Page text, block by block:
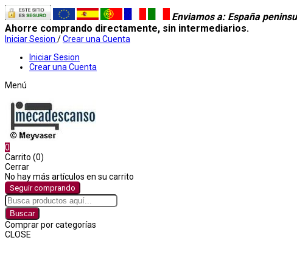
Enviamos a: España
Ahorre comprando directamente, sin intermediarios.
Iniciar Sesion /Crear una Cuenta
Iniciar Sesion
Crear una Cuenta
Menú
0
Carrito (0)
Cerrar
No hay más artículos en su carrito
Seguir comprando
Buscar
Comprar por categorías
CLOSE